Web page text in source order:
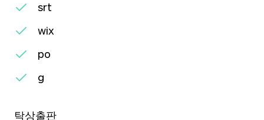
srt
wix
po
g
탁상출판